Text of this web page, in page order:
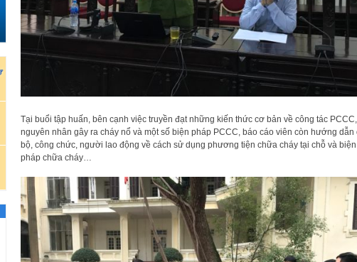
Tại buổi tập huấn, bên cạnh việc truyền đạt những kiến thức cơ bản về công tác
nguyên nhân gây ra cháy nổ và một số biện pháp PCCC, báo cáo viên còn hướng dẫn
bộ, công chức, người lao động về cách sử dụng phương tiện chữa cháy tại chỗ và biện
pháp chữa cháy…